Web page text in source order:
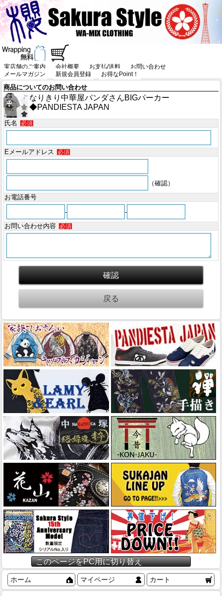
実店舗のご案内 会社概要 お支払/送料
お問い合わせ
メールマガジン
新規会員登録 お得なPoint！
商品についてのお問い合わせ
なりきり中華屋パンダさんBIGパーカー
◆PANDIESTA JAPAN
氏名 必須
Eメールアドレス 必須
（確認）
お電話番号
-
-
お問い合わせ内容
必須
このページをPC用に切り替え
ホーム マイページ カート